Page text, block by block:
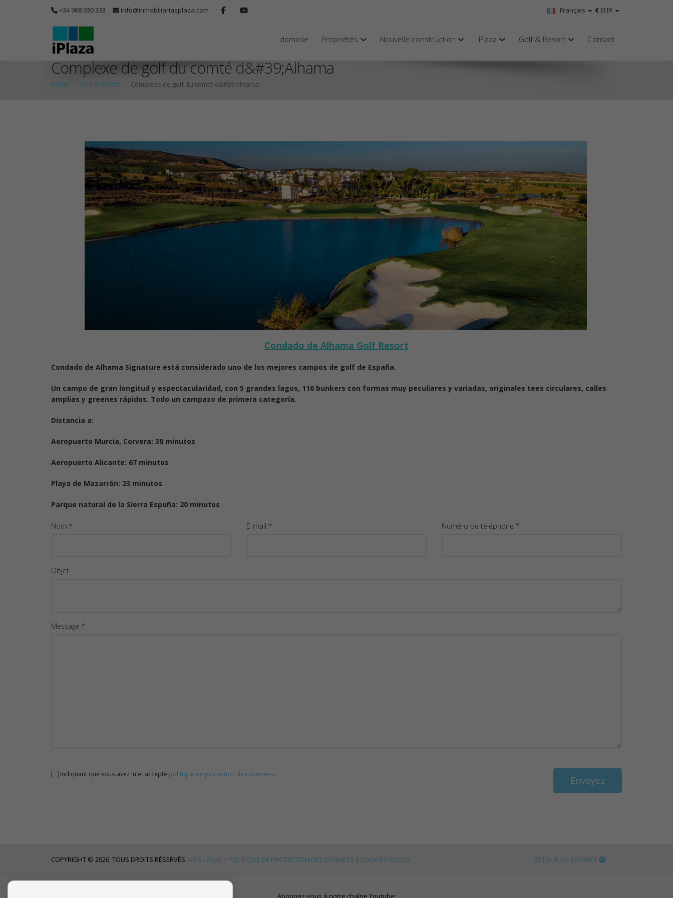
+34 968 030 333 info@inmobiliariasplaza.com € EUR
Français
domicile Propriétés Nouvelle construction iPlaza Golf & Resort Contact
Complexe de golf du comté d&#39;Alhama
Home Golf & Resort Complexe de golf du comté d&#39;Alhama
Condado de Alhama Golf Resort
Condado de Alhama Signature está considerado uno de los mejores campos de golf de España.
Un campo de gran longitud y espectacularidad, con 5 grandes lagos, 116 bunkers con formas muy peculiares y variadas, originales tees circulares, calles
amplias y greenes rápidos. Todo un campazo de primera categoría.
Distancia a:
Aeropuerto Murcia, Corvera: 30 minutos
Aeropuerto Alicante: 67 minutos
Playa de Mazarrón: 23 minutos
Parque natural de la Sierra Espuña: 20 minutos
Nom * E-mail * Numéro de téléphone *
Objet
Message *
Indiquant que vous avez lu et accepté politique de protection des données.
COPYRIGHT © 2026. TOUS DROITS RÉSERVÉS. AVIS LÉGAL | POLITIQUE DE PROTECTION DES DONNÉES | COOKIES POLICY RETOUR AU SOMMET
Abonnez-vous à notre chaîne Youtube: